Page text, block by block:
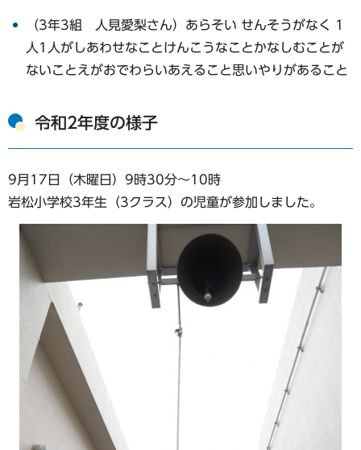
（3年3組 人見愛梨さん）あらそい せんそうがなく 1
人1人がしあわせなことけんこうなことかなしむことが
ないことえがおでわらいあえること思いやりがあること
令和2年度の様子
9月17日（木曜日）9時30分～10時
岩松小学校3年生（3クラス）の児童が参加しました。